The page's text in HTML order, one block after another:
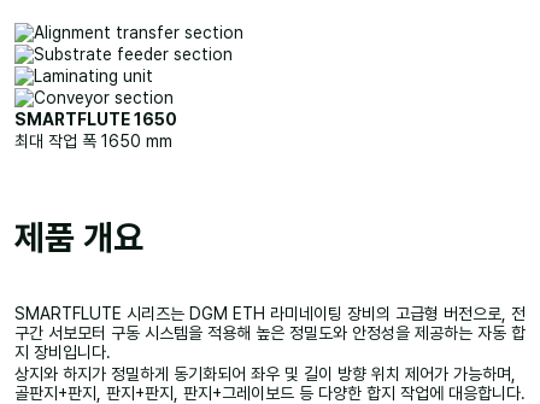
SMARTFLUTE 1650
최대 작업 폭 1650 mm
제품 개요
SMARTFLUTE 시리즈는 DGM ETH 라미네이팅 장비의 고급형 버전으로, 전
구간 서보모터 구동 시스템을 적용해 높은 정밀도와 안정성을 제공하는 자동 합
지 장비입니다.
상지와 하지가 정밀하게 동기화되어 좌우 및 길이 방향 위치 제어가 가능하며,
골판지+판지, 판지+판지, 판지+그레이보드 등 다양한 합지 작업에 대응합니다.